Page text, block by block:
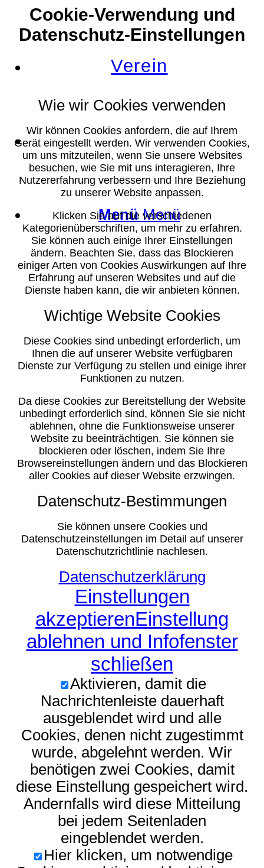
Verein
Suche
Menü Menü
Cookie-Verwendung und
Datenschutz-Einstellungen
Wie wir Cookies verwenden
Wir können Cookies anfordern, die auf Ihrem
Gerät eingestellt werden. Wir verwenden Cookies,
um uns mitzuteilen, wenn Sie unsere Websites
besuchen, wie Sie mit uns interagieren, Ihre
Nutzererfahrung verbessern und Ihre Beziehung
zu unserer Website anpassen.
Klicken Sie auf die verschiedenen
Kategorienüberschriften, um mehr zu erfahren.
Sie können auch einige Ihrer Einstellungen
ändern. Beachten Sie, dass das Blockieren
einiger Arten von Cookies Auswirkungen auf Ihre
Erfahrung auf unseren Websites und auf die
Dienste haben kann, die wir anbieten können.
Wichtige Website Cookies
Diese Cookies sind unbedingt erforderlich, um
Ihnen die auf unserer Website verfügbaren
Dienste zur Verfügung zu stellen und einige ihrer
Funktionen zu nutzen.
Da diese Cookies zur Bereitstellung der Website
unbedingt erforderlich sind, können Sie sie nicht
ablehnen, ohne die Funktionsweise unserer
Website zu beeinträchtigen. Sie können sie
blockieren oder löschen, indem Sie Ihre
Browsereinstellungen ändern und das Blockieren
aller Cookies auf dieser Website erzwingen.
Datenschutz-Bestimmungen
Sie können unsere Cookies und
Datenschutzeinstellungen im Detail auf unserer
Datenschutzrichtlinie nachlesen.
Datenschutzerklärung
Einstellungen
akzeptierenEinstellung
ablehnen und Infofenster
schließen
Aktivieren, damit die
Nachrichtenleiste dauerhaft
ausgeblendet wird und alle
Cookies, denen nicht zugestimmt
wurde, abgelehnt werden. Wir
benötigen zwei Cookies, damit
diese Einstellung gespeichert wird.
Andernfalls wird diese Mitteilung
bei jedem Seitenladen
eingeblendet werden.
Hier klicken, um notwendige